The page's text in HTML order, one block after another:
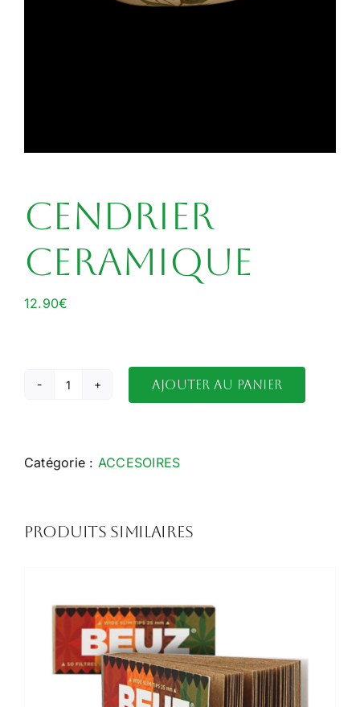
cendrier
ceramique
12.90€
quantité
ceramique
Ajouter au panier
Catégorie : ACCESOIRES
Produits similaires